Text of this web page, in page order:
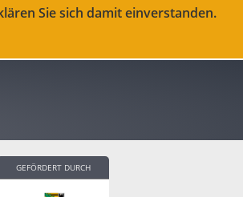
Sie sich damit einverstanden.
GEFÖRDERT DURCH